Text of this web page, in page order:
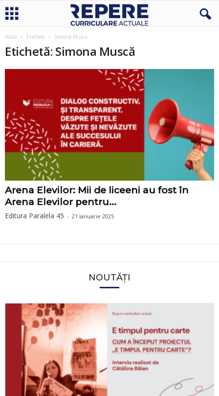
Acasă Etichete Simona Muscă
Etichetă: Simona Muscă
Arena Elevilor: Mii de liceeni au fost în
Arena Elevilor pentru...
Editura Paralela 45 - 21 ianuarie 2025
NOUTĂȚI